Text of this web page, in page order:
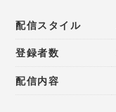
配信スタイル
登録者数
配信内容